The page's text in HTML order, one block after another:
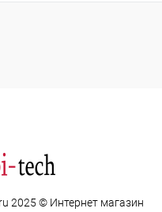
2025 © Интернет магазин